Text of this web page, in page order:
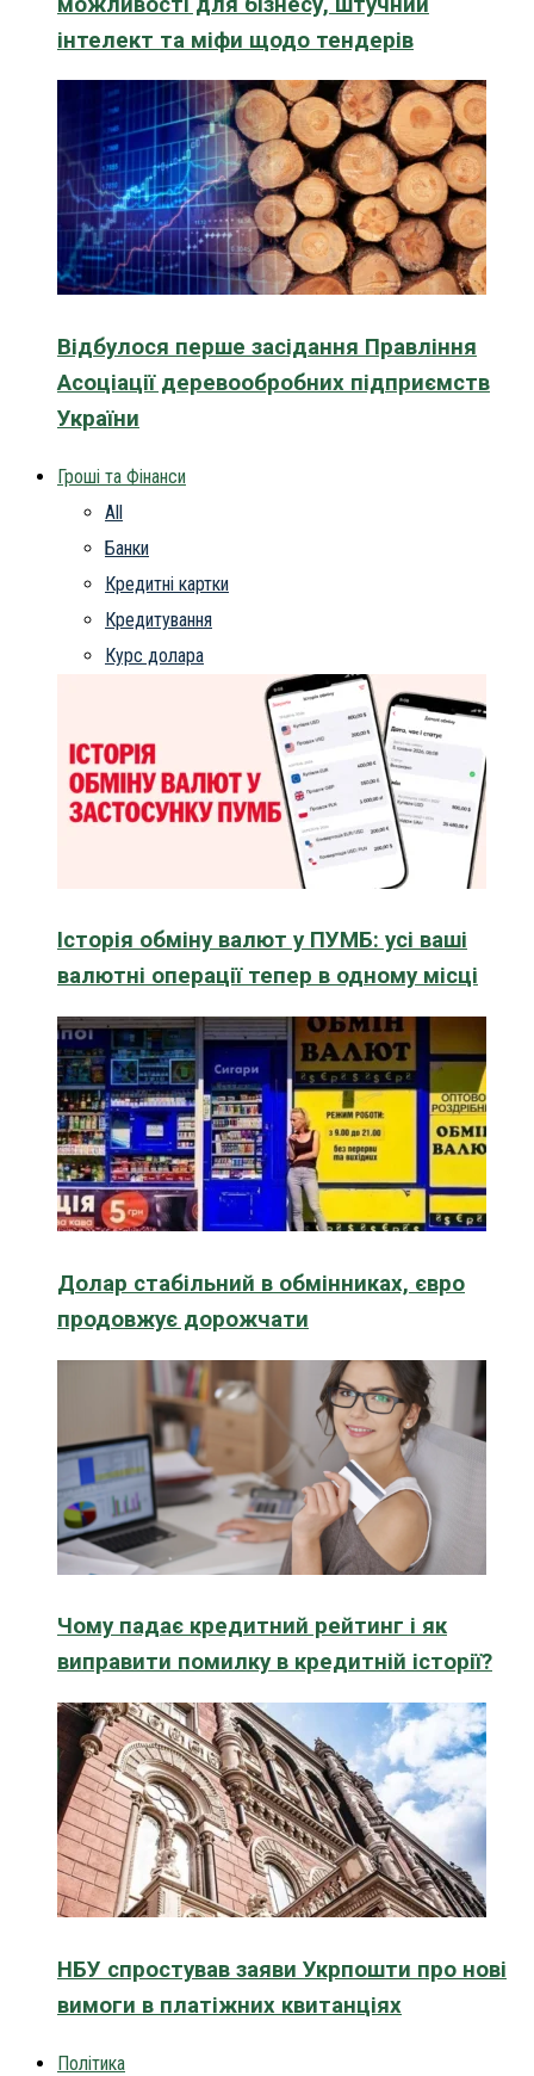
інтелект та міфи щодо тендерів
Відбулося перше засідання Правління
Асоціації деревообробних підприємств
України
Гроші та Фінанси
All
Банки
Кредитні картки
Кредитування
Курс долара
Історія обміну валют у ПУМБ: усі ваші
валютні операції тепер в одному місці
Долар стабільний в обмінниках, євро
продовжує дорожчати
Чому падає кредитний рейтинг і як
виправити помилку в кредитній історії?
НБУ спростував заяви Укрпошти про нові
вимоги в платіжних квитанціях
Політика